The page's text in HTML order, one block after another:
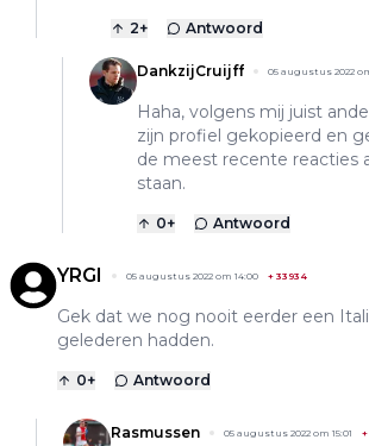
2+ Antwoord
DankzijCruijff 05 augustus 2022
Haha, volgens mij juist
zijn profiel gekopieerd en
de meest recente reacties
staan.
0+ Antwoord
YRGI 05 augustus 2022 om 14:00 + 33934
Gek dat we nog nooit eerder een
gelederen hadden.
0+ Antwoord
Rasmussen 05 augustus 2022 om 15:01 +